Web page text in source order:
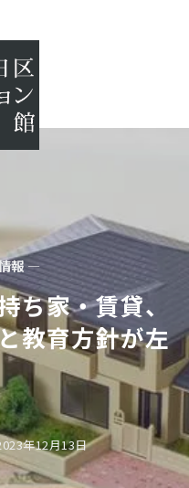
報 —
ち家・賃貸、
教育⽅針が左
年12月13日